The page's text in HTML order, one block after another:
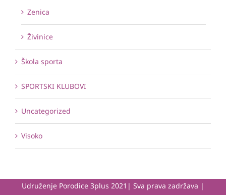
Zenica
Živinice
Škola sporta
SPORTSKI KLUBOVI
Uncategorized
Visoko
Udruženje Porodice 3plus 2021| Sva prava zadržava |